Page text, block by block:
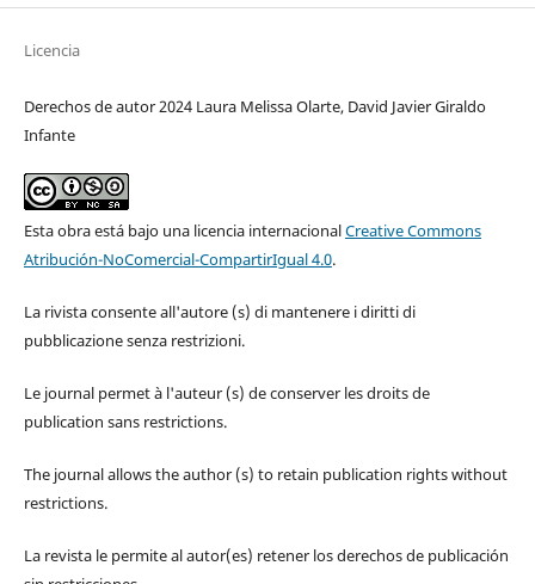
Licencia
Derechos de autor 2024 Laura Melissa Olarte, David Javier Giraldo
Infante
Esta obra está bajo una licencia internacionalCreative Commons
Atribución-NoComercial-CompartirIgual 4.0.
La rivista consente all'autore (s) di mantenere i diritti di
pubblicazione senza restrizioni.
Le journal permet à l'auteur (s) de conserver les droits de
publication sans restrictions.
The journal allows the author (s) to retain publication rights without
restrictions.
La revista le permite al autor(es) retener los derechos de publicación